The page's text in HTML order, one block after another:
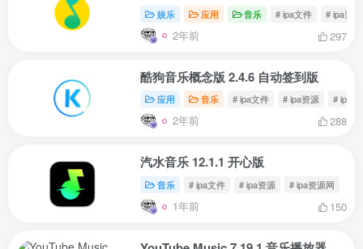
娱乐 应用 音乐 # ipa文件 # ipa资源
2年前 297
酷狗音乐概念版 2.4.6 自动签到版
应用 音乐 # ipa文件 # ipa资源 # ipa资
2年前 288
汽水音乐 12.1.1 开心版
音乐 # ipa文件 # ipa资源 # ipa资源网
1年前 150